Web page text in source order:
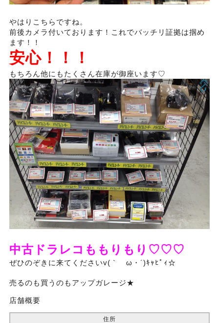
やはりこちらですね。
前後カメラ付いております！これでバッチリ証拠は掴め
ます！！
安心！！！
もちろん他にもたくさん在庫が御座います♡
中古ドラレコももりもり♡♡♡
ぜひのぞきに来てくださいv(｀ゝω・´)ｷｬﾋﾟｨ☆
売るのも買うのもアップガレージ★
店舗概要
住所